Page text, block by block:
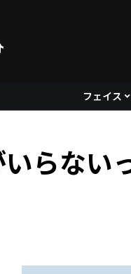
フェイス
らない